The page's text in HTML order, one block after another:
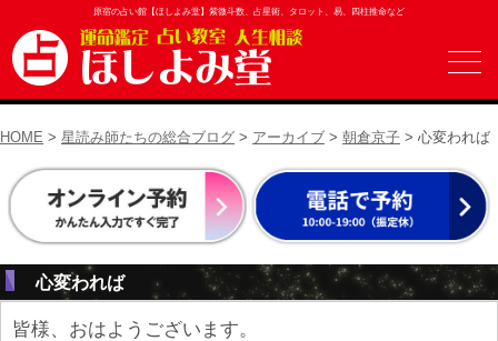
原宿の占い館【ほしよみ堂】紫微斗数、占星術、タロット、易、四柱推命など
HOME > 星読み師たちの総合ブログ > アーカイブ > 朝倉京子 > 心変われば
心変われば
皆様、おはようございます。